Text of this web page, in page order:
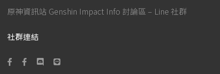
原神資訊站 Genshin Impact Info 討論區 – Line 社群
社群連結